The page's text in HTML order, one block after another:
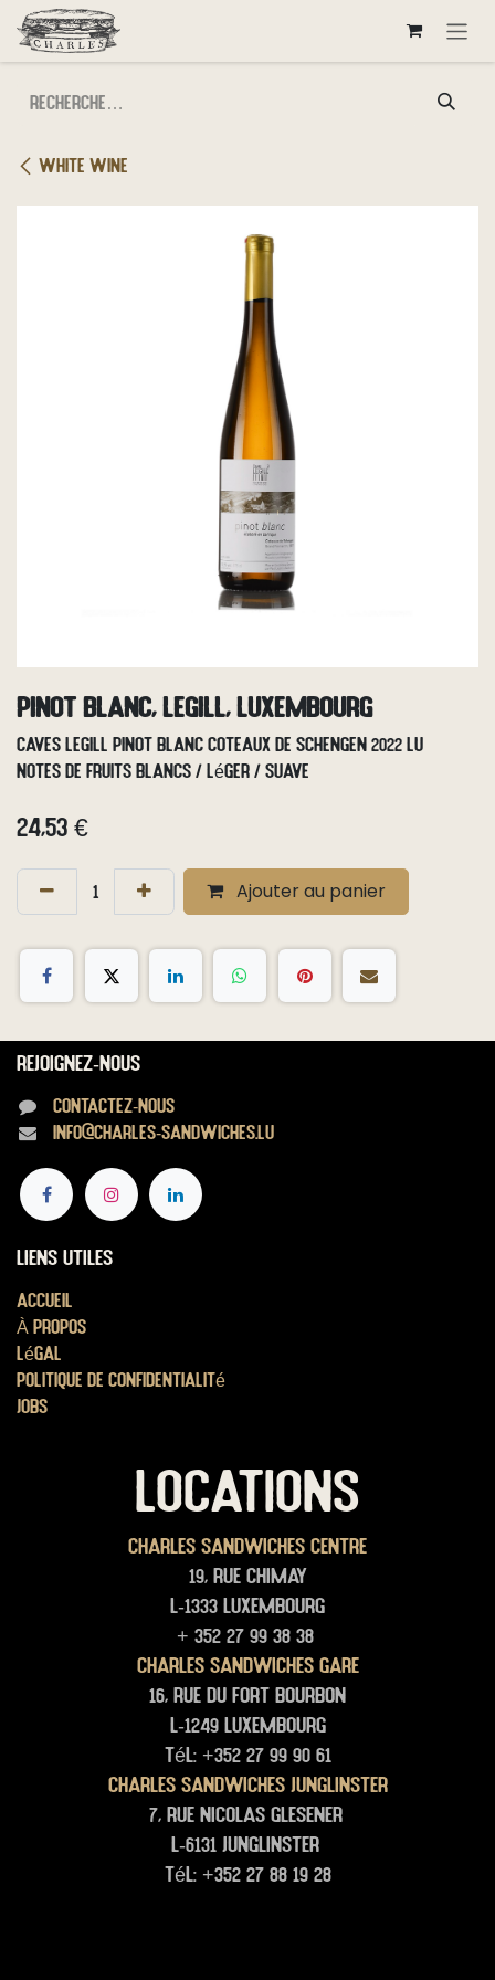
Se rendre au contenu
White wine
Pinot Blanc, Legill, Luxembourg
Caves Legill Pinot Blanc Coteaux de Schengen 2022 LU
Notes de fruits blancs / léger / suave
24,53 €
Ajouter au panier
Rejoignez-nous
Contactez-nous
info@charles-sandwiches.lu
Liens utiles
Accueil
À propos
Légal
Politique de confidentialité
Jobs
LOCATIONS
Charles Sandwiches Centre
19, rue Chimay
L-1333 Luxembourg
+ 352 27 99 38 38
Charles Sandwiches Gare
16, rue du Fort Bourbon
L-1249 Luxembourg
Tél: +352 27 99 90 61
Charles Sandwiches junglinster
7, rue Nicolas glesener
L-6131 junglinster
Tél: +352 27 88 19 28